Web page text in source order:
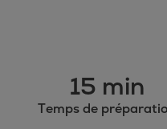
15 min
Temps de